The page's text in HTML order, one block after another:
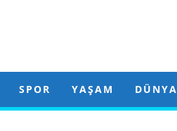
SPOR YAŞAM DÜNYA